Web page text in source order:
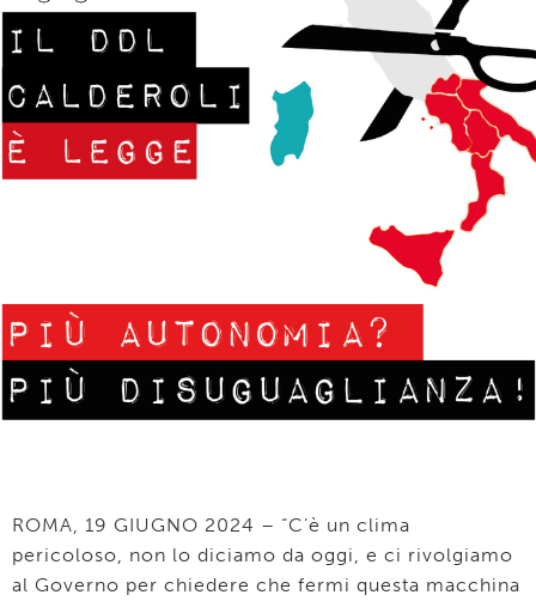
ROMA, 19 GIUGNO 2024 – “C’è un clima
pericoloso, non lo diciamo da oggi, e ci rivolgiamo
al Governo per chiedere che fermi questa macchina